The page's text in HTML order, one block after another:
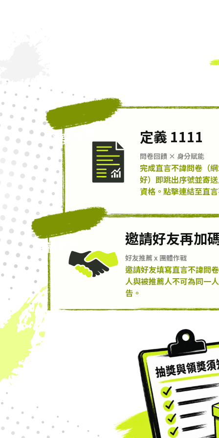
主要任務 定義 1111
問卷回饋 × 身分賦能
完成直言不諱問卷（
好）即跳出序號並寄
資格。點擊連結至直
推薦好友 邀請好友再加
好友推薦 x 團體作戰
邀請好友填寫直言不諱問
人與被推薦人不可為同一
告。